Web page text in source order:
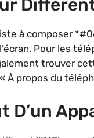
à composer
Pour les
trouver
propos du